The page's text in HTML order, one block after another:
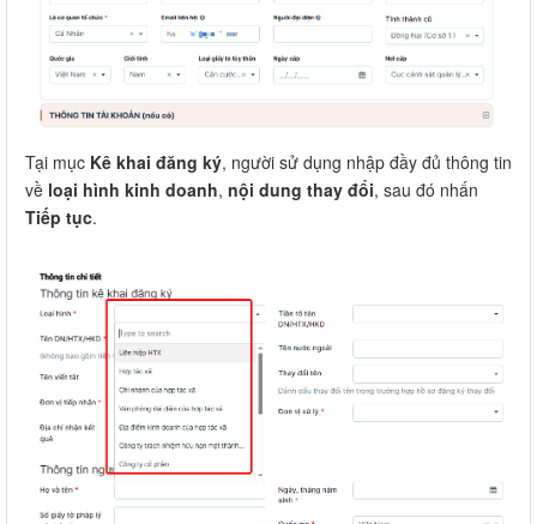
Tại mục Kê khai đăng ký, người sử dụng nhập đầy đủ thông tin
về loại hình kinh doanh, nội dung thay đổi, sau đó nhấn
Tiếp tục.